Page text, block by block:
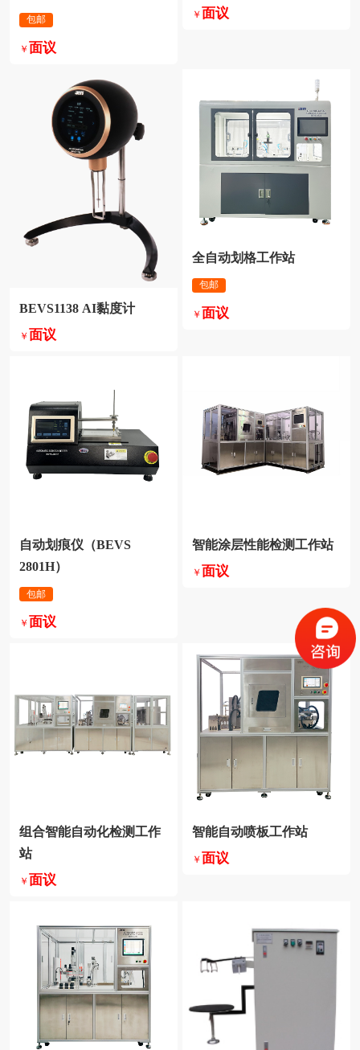
包邮
￥ 面议
￥ 面议
BEVS1138 AI黏度计
￥ 面议
全自动划格工作站
包邮
￥ 面议
2801H）
包邮
￥ 面议
智能涂层性能检测工作站
￥ 面议
站
￥ 面议
智能自动喷板工作站
￥ 面议